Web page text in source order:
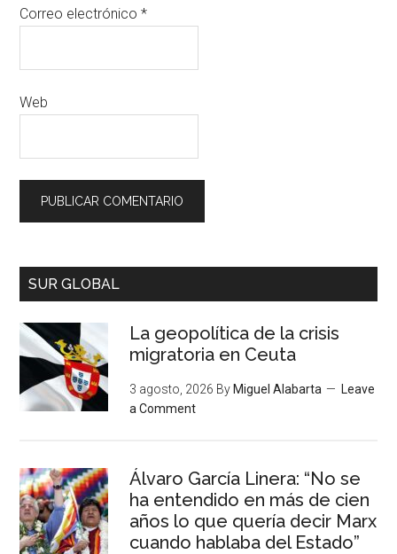
Correo electrónico*
Web
SUR GLOBAL
La geopolítica de la crisis
migratoria en Ceuta
3 agosto, 2026 By Miguel Alabarta
Leave
a Comment
Álvaro García Linera: “No se
ha entendido en más de cien
años lo que quería decir Marx
cuando hablaba del Estado”